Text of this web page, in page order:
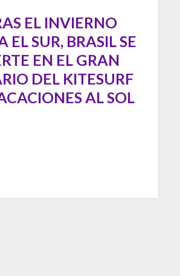
EL INVIERNO
EL SUR, BRASIL SE
EN EL GRAN
DEL KITESURF
AL SOL